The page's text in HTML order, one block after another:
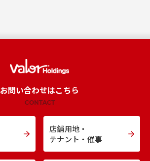
お問い合わせはこちら
CONTACT
店舗用地・
テナント・催事